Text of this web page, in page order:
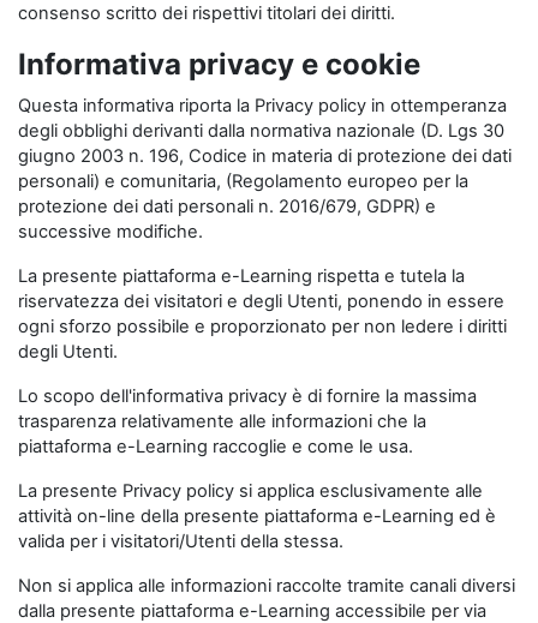
consenso scritto dei rispettivi titolari dei diritti.
Informativa privacy e cookie
Questa informativa riporta la Privacy policy in ottemperanza
degli obblighi derivanti dalla normativa nazionale (D. Lgs 30
giugno 2003 n. 196, Codice in materia di protezione dei dati
personali) e comunitaria, (Regolamento europeo per la
protezione dei dati personali n. 2016/679, GDPR) e
successive modifiche.
La presente piattaforma e-Learning rispetta e tutela la
riservatezza dei visitatori e degli Utenti, ponendo in essere
ogni sforzo possibile e proporzionato per non ledere i diritti
degli Utenti.
Lo scopo dell'informativa privacy è di fornire la massima
trasparenza relativamente alle informazioni che la
piattaforma e-Learning raccoglie e come le usa.
La presente Privacy policy si applica esclusivamente alle
attività on-line della presente piattaforma e-Learning ed è
valida per i visitatori/Utenti della stessa.
Non si applica alle informazioni raccolte tramite canali diversi
dalla presente piattaforma e-Learning accessibile per via